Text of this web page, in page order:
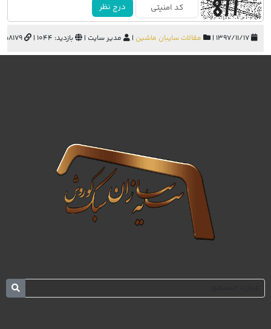
درج نظر
مقالات سایبان ماشین| مدیر سایت | بازدید: 1044 |